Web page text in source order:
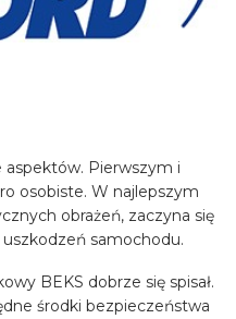
aspektów. Pierwszym i
osobiste. W najlepszym
obrażeń, zaczyna się
samochodu.
BEKS dobrze się spisał.
środki bezpieczeństwa